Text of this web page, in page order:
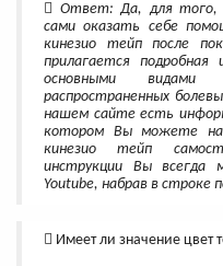
Ответ: Да, для того,
сами оказать себе
кинезио тейп после
прилагается
основными видами
распространенных
нашем сайте есть
котором Вы можете
кинезио тейп
инструкции Вы всегда
Youtube, набрав в строке
Имеет ли значение цвет